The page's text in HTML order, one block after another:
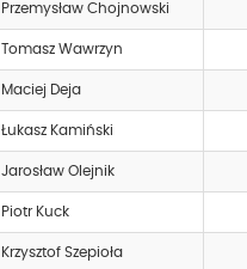
Przemysław Chojnowski
Tomasz Wawrzyn
Maciej Deja
Łukasz Kamiński
Jarosław Olejnik
Piotr Kuck
Krzysztof Szepioła